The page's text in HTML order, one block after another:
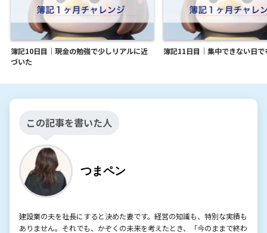
簿記10日目｜現金の勉強で少しリアルに近
づいた
簿記11日目｜集中できない日
この記事を書いた人
つまペン
建設業の夫を社長にすると決めた妻です。経営の知識も、特別な実績も
ありません。それでも、かぞくの未来を考えたとき、「今のままで終わ